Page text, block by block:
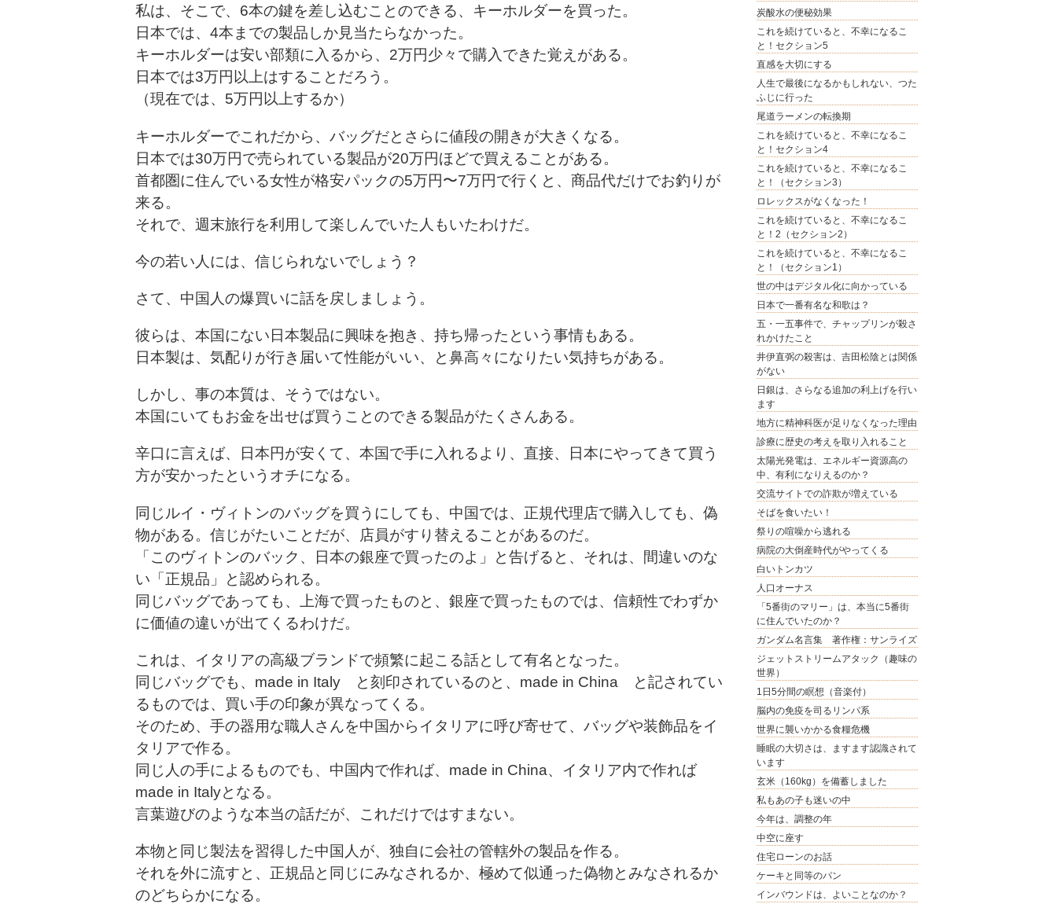
私は、そこで、6本の鍵を差し込むことのできる、キーホルダーを買った。
日本では、4本までの製品しか見当たらなかった。
キーホルダーは安い部類に入るから、2万円少々で購入できた覚えがある。
日本では3万円以上はすることだろう。
（現在では、5万円以上するか）
キーホルダーでこれだから、バッグだとさらに値段の開きが大きくなる。
日本では30万円で売られている製品が20万円ほどで買えることがある。
首都圏に住んでいる女性が格安パックの5万円〜7万円で行くと、商品代だけでお釣りが
来る。
それで、週末旅行を利用して楽しんでいた人もいたわけだ。
今の若い人には、信じられないでしょう？
さて、中国人の爆買いに話を戻しましょう。
彼らは、本国にない日本製品に興味を抱き、持ち帰ったという事情もある。
日本製は、気配りが行き届いて性能がいい、と鼻高々になりたい気持ちがある。
しかし、事の本質は、そうではない。
本国にいてもお金を出せば買うことのできる製品がたくさんある。
辛口に言えば、日本円が安くて、本国で手に入れるより、直接、日本にやってきて買う
方が安かったというオチになる。
同じルイ・ヴィトンのバッグを買うにしても、中国では、正規代理店で購入しても、偽
物がある。信じがたいことだが、店員がすり替えることがあるのだ。
「このヴィトンのバック、日本の銀座で買ったのよ」と告げると、それは、間違いのな
い「正規品」と認められる。
同じバッグであっても、上海で買ったものと、銀座で買ったものでは、信頼性でわずか
に価値の違いが出てくるわけだ。
これは、イタリアの高級ブランドで頻繁に起こる話として有名となった。
同じバッグでも、made in Italy と刻印されているのと、made in China と記されてい
るものでは、買い手の印象が異なってくる。
そのため、手の器用な職人さんを中国からイタリアに呼び寄せて、バッグや装飾品をイ
タリアで作る。
同じ人の手によるものでも、中国内で作れば、made in China、イタリア内で作れば
made in Italyとなる。
言葉遊びのような本当の話だが、これだけではすまない。
本物と同じ製法を習得した中国人が、独自に会社の管轄外の製品を作る。
それを外に流すと、正規品と同じにみなされるか、極めて似通った偽物とみなされるか
のどちらかになる。
炭酸水の便秘効果
これを続けていると、不幸になるこ
と！セクション5
直感を大切にする
人生で最後になるかもしれない、つた
ふじに行った
尾道ラーメンの転換期
これを続けていると、不幸になるこ
と！セクション4
これを続けていると、不幸になるこ
と！（セクション3）
ロレックスがなくなった！
これを続けていると、不幸になるこ
と！2（セクション2）
これを続けていると、不幸になるこ
と！（セクション1）
世の中はデジタル化に向かっている
日本で一番有名な和歌は？
五・一五事件で、チャップリンが殺さ
れかけたこと
井伊直弼の殺害は、吉田松陰とは関係
がない
日銀は、さらなる追加の利上げを行い
ます
地方に精神科医が足りなくなった理由
診療に歴史の考えを取り入れること
太陽光発電は、エネルギー資源高の
中、有利になりえるのか？
交流サイトでの詐欺が増えている
そばを食いたい！
祭りの喧噪から逃れる
病院の大倒産時代がやってくる
白いトンカツ
人口オーナス
「5番街のマリー」は、本当に5番街
に住んでいたのか？
ガンダム名言集 著作権：サンライズ
ジェットストリームアタック（趣味の
世界）
1日5分間の瞑想（音楽付）
脳内の免疫を司るリンパ系
世界に襲いかかる食糧危機
睡眠の大切さは、ますます認識されて
います
玄米（160kg）を備蓄しました
私もあの子も迷いの中
今年は、調整の年
中空に座す
住宅ローンのお話
ケーキと同等のパン
インバウンドは、よいことなのか？